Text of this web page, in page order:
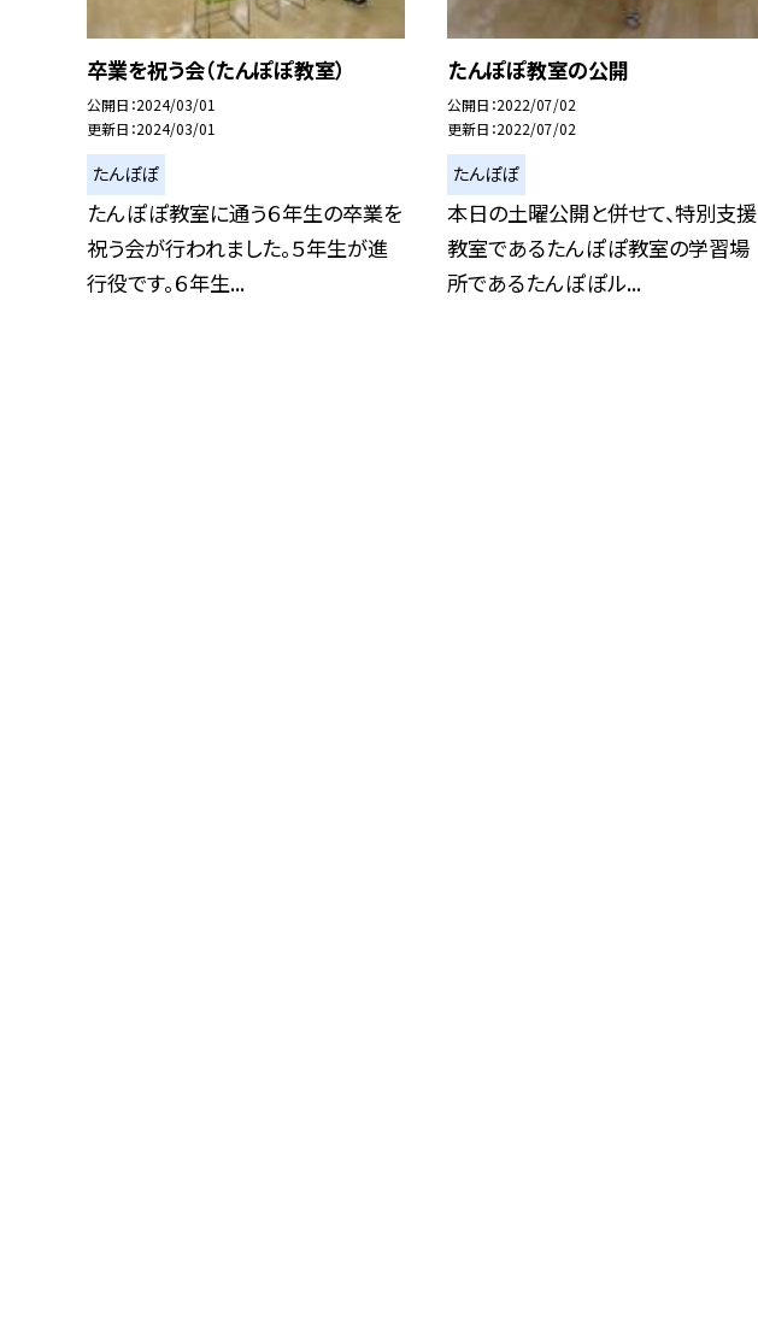
卒業を祝う会（たんぽぽ教室）
公開日 2024/03/01
更新日 2024/03/01
たんぽぽ
たんぽぽ教室に通う６年生の卒業を
祝う会が行われました。５年生が進
行役です。６年生...
たんぽぽ教室の公開
公開日 2022/07/02
更新日 2022/07/02
たんぽぽ
本日の土曜公開と併せて、特別支援
教室であるたんぽぽ教室の学習場
所であるたんぽぽル...